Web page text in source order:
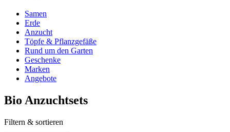
Samen
Erde
Anzucht
Töpfe & Pflanzgefäße
Rund um den Garten
Geschenke
Marken
Angebote
Bio Anzuchtsets
Filtern & sortieren